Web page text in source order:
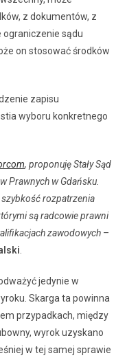
z dokumentów, z
ograniczenie sądu
on stosować środków
zapisu
wyboru konkretnego
, proponuję Stały Sąd
Prawnych w Gdańsku.
rozpatrzenia
są radcowie prawni
zawodowych –
jedynie w
Skarga ta powinna
przypadkach, między
wyrok uzyskano
w tej samej sprawie